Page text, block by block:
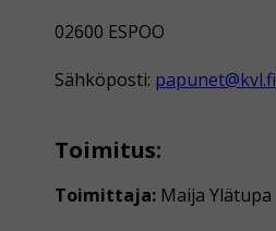
02600 ESPOO
Sähköposti: papunet@kvl.fi
Toimitus:
Toimittaja: Maija Ylätupa